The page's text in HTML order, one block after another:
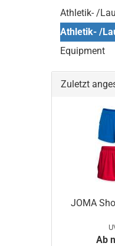
Athletik- /
Athletik- /
Equipment
Zuletzt
JOMA
Ab